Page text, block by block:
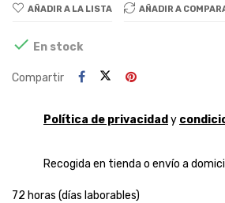
AÑADIR A LA LISTA AÑADIR A
 En stock
Compartir
Política de privacidad y
Recogida en tienda o envío a
72 horas (días laborables)